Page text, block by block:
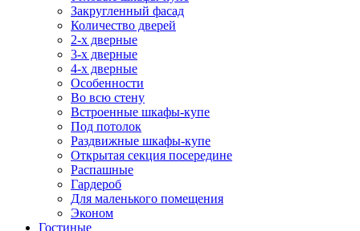
Закругленный фасад
Количество дверей
2-х дверные
3-х дверные
4-х дверные
Особенности
Во всю стену
Встроенные шкафы-купе
Под потолок
Раздвижные шкафы-купе
Открытая секция посередине
Распашные
Гардероб
Для маленького помещения
Эконом
Гостиные